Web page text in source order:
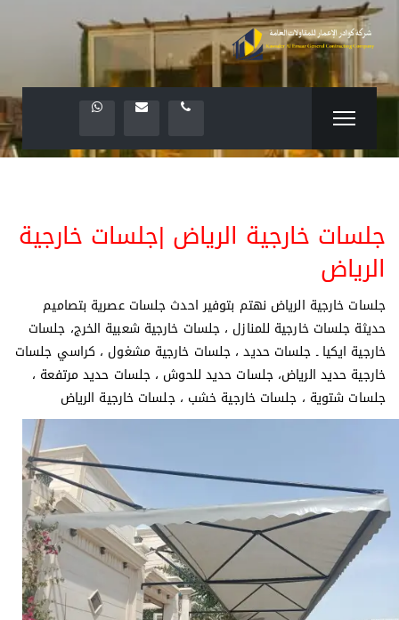
جلسات خارجية الرياض |جلسات خارجية
الرياض
جلسات خارجية الرياض نهتم بتوفير احدث جلسات عصرية بتصاميم
حديثة جلسات خارجية للمنازل ، جلسات خارجية شعبية الخرج، جلسات
خارجية ايكيا ـ جلسات حديد ، جلسات خارجية مشغول ، كراسي جلسات
خارجية حديد الرياض، جلسات حديد للحوش ، جلسات حديد مرتفعة ،
جلسات شتوية ، جلسات خارجية خشب ، جلسات خارجية الرياض